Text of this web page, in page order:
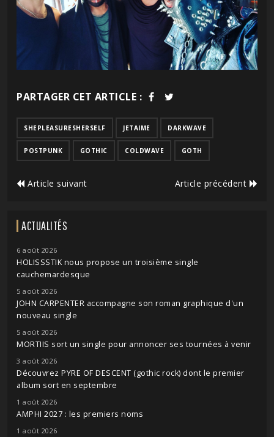
PARTAGER CET ARTICLE :
SHEPLEASURESHERSELF JETAIME DARKWAVE
POSTPUNK GOTHIC COLDWAVE GOTH
Article suivant Article précédent
ACTUALITÉS
6 août 2026
HOLISSSTIK nous propose un troisième single
cauchemardesque
5 août 2026
JOHN CARPENTER accompagne son roman graphique d'un
nouveau single
5 août 2026
MORTIIS sort un single pour annoncer ses tournées à venir
3 août 2026
Découvrez PYRE OF DESCENT (gothic rock) dont le premier
album sort en septembre
1 août 2026
AMPHI 2027 : les premiers noms
1 août 2026